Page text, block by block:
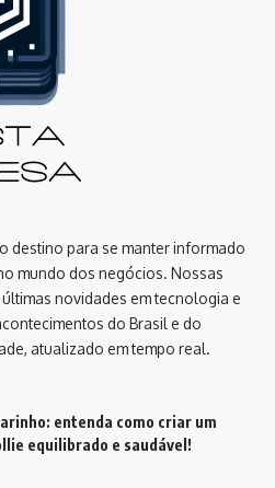
destino para se manter informado
mundo dos negócios. Nossas
novidades em tecnologia e
do Brasil e do
atualizado em tempo real.
entenda como criar um
equilibrado e saudável!